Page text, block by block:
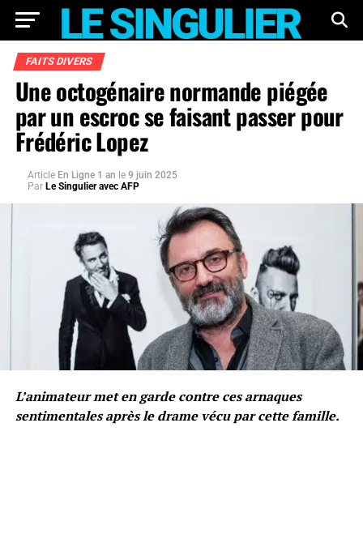
FAITS DIVERS
Une octogénaire normande piégée
par un escroc se faisant passer pour
Frédéric Lopez
Article En Ligne 1 an le 9 juin 2025
Par Le Singulier avec AFP
L’animateur met en garde contre ces arnaques
sentimentales après le drame vécu par cette famille.